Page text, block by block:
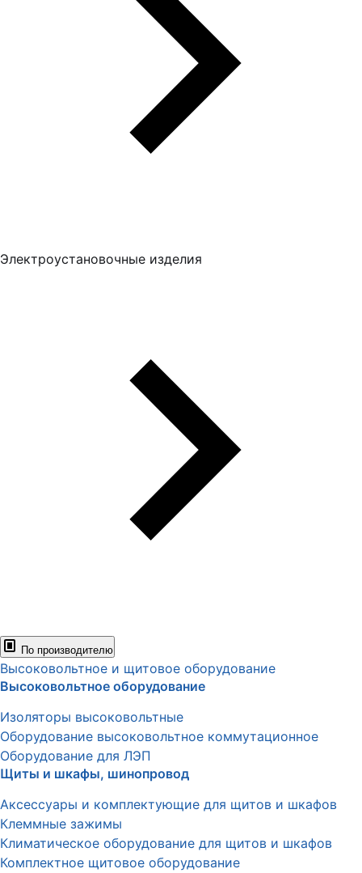
Электроустановочные изделия
По производителю
Высоковольтное и щитовое оборудование
Высоковольтное оборудование
Изоляторы высоковольтные
Оборудование высоковольтное коммутационное
Оборудование для ЛЭП
Щиты и шкафы, шинопровод
Аксессуары и комплектующие для щитов и шкафов
Клеммные зажимы
Климатическое оборудование для щитов и шкафов
Комплектное щитовое оборудование